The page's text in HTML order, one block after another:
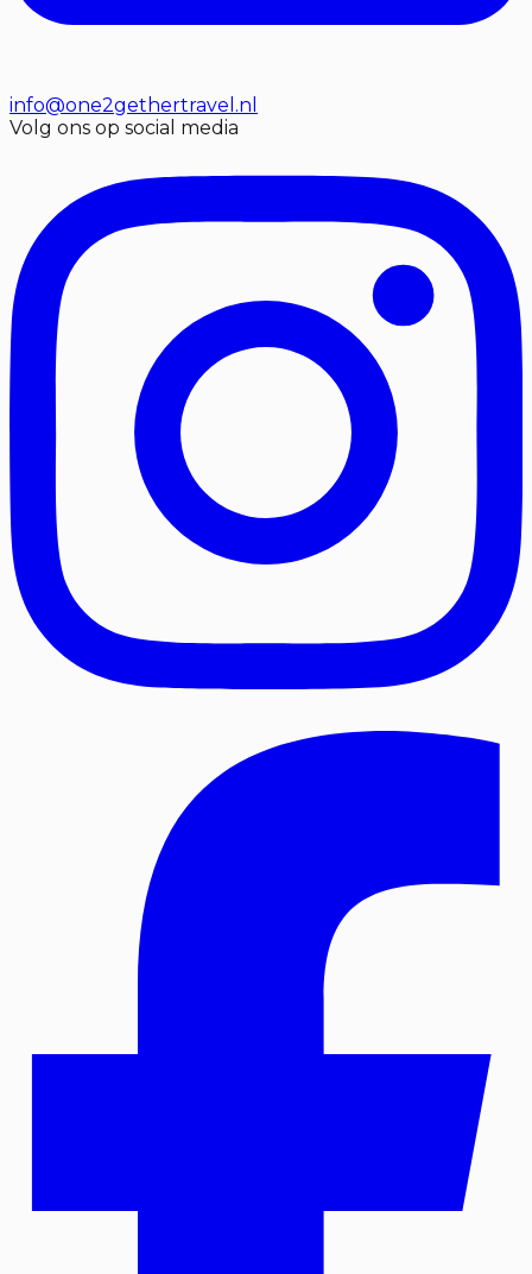
info@one2gethertravel.nl
Volg ons op social media